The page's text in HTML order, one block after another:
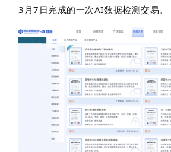
3月7日完成的一次AI数据检测交易。